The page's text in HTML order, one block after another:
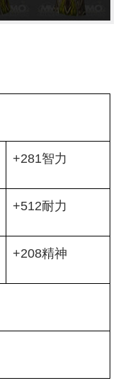
+281智力
+512耐力
+208精神